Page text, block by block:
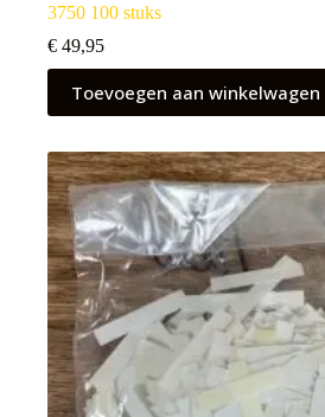
3750 100 stuks
€ 49,95
Toevoegen aan winkelwagen